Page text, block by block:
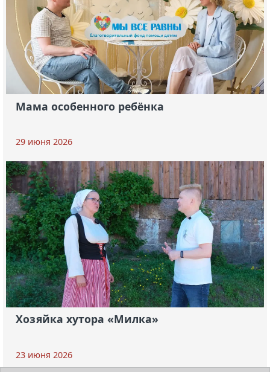
Мама особенного ребёнка
29 июня 2026
Хозяйка хутора «Милка»
23 июня 2026